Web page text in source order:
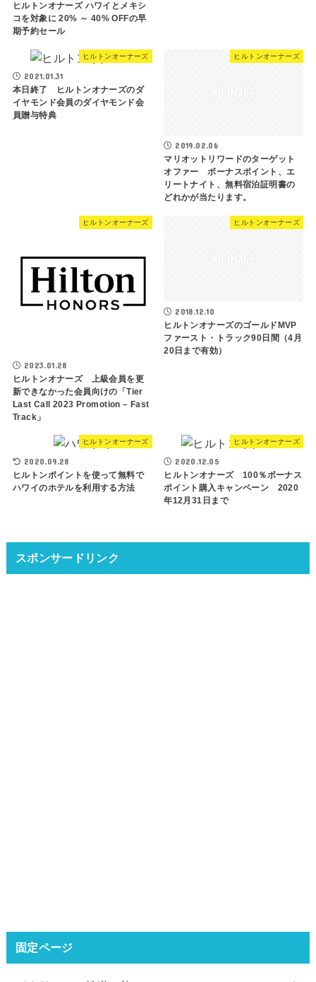
ヒルトンオナーズ ハワイとメキシ
コを対象に 20% ～ 40% OFFの早
期予約セール
ヒルトンオーナーズ
2021.01.31
本日終了 ヒルトンオナーズのダ
イヤモンド会員のダイヤモンド会
員贈与特典
ヒルトンオーナーズ
2019.02.06
マリオットリワードのターゲット
オファー ボーナスポイント、エ
リートナイト、無料宿泊証明書の
どれかが当たります。
ヒルトンオーナーズ
2023.01.28
ヒルトンオナーズ 上級会員を更
新できなかった会員向けの「Tier
Last Call 2023 Promotion – Fast
Track」
ヒルトンオーナーズ
2018.12.10
ヒルトンオナーズのゴールドMVP
ファースト・トラック90日間（4月
20日まで有効）
ヒルトンオーナーズ
2020.09.28
ヒルトンポイントを使って無料で
ハワイのホテルを利用する方法
ヒルトンオーナーズ
2020.12.05
ヒルトンオナーズ 100％ボーナス
ポイント購入キャンペーン 2020
年12月31日まで
スポンサードリンク
固定ページ